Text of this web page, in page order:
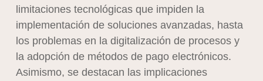
limitaciones tecnológicas que impiden la
implementación de soluciones avanzadas, hasta
los problemas en la digitalización de procesos y
la adopción de métodos de pago electrónicos.
Asimismo, se destacan las implicaciones